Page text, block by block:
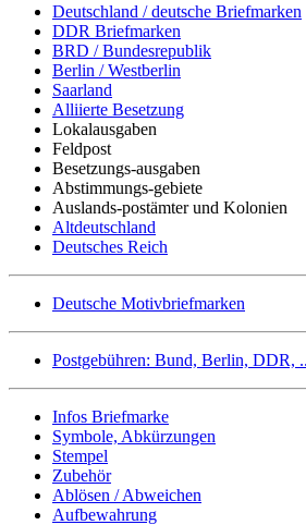
Deutschland / deutsche Briefmarken
DDR Briefmarken
BRD / Bundesrepublik
Berlin / Westberlin
Saarland
Alliierte Besetzung
Lokalausgaben
Feldpost
Besetzungs-ausgaben
Abstimmungs-gebiete
Auslands-postämter und Kolonien
Altdeutschland
Deutsches Reich
Deutsche Motivbriefmarken
Postgebühren: Bund, Berlin, DDR,
Infos Briefmarke
Symbole, Abkürzungen
Stempel
Zubehör
Ablösen / Abweichen
Aufbewahrung